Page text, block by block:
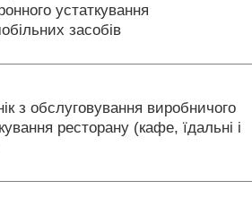
устаткування
засобів
з обслуговування виробничого
ресторану (кафе, їдальні і